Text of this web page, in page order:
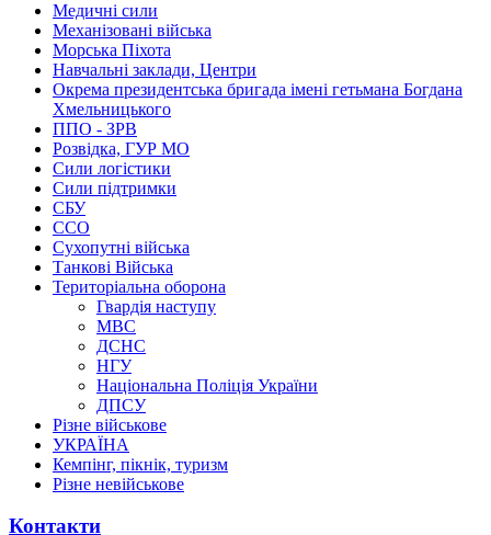
Медичні сили
Механізовані війська
Морська Піхота
Навчальні заклади, Центри
Окрема президентська бригада імені гетьмана Богдана
Хмельницького
ППО - ЗРВ
Розвідка, ГУР МО
Сили логістики
Сили підтримки
СБУ
ССО
Сухопутні війська
Танкові Війська
Територіальна оборона
Гвардія наступу
МВС
ДСНС
НГУ
Національна Поліція України
ДПСУ
Різне військове
УКРАЇНА
Кемпінг, пікнік, туризм
Різне невійськове
Контакти